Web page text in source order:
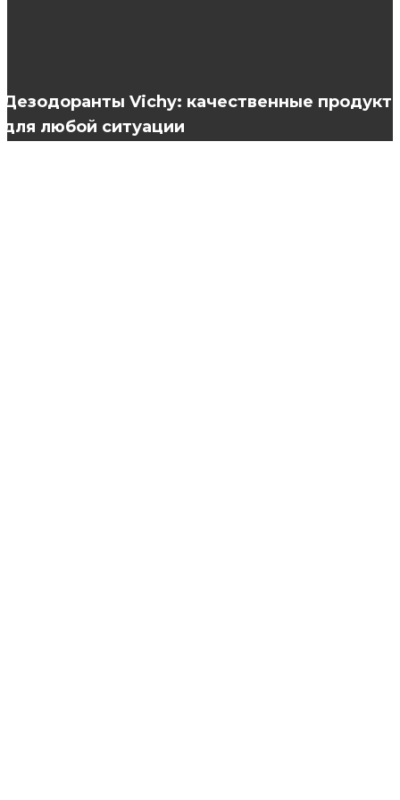
Дезодоранты Vichy: качественные
для любой ситуации